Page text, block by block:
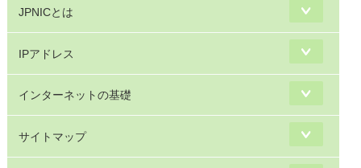
JPNICとは
IPアドレス
インターネットの基礎
サイトマップ